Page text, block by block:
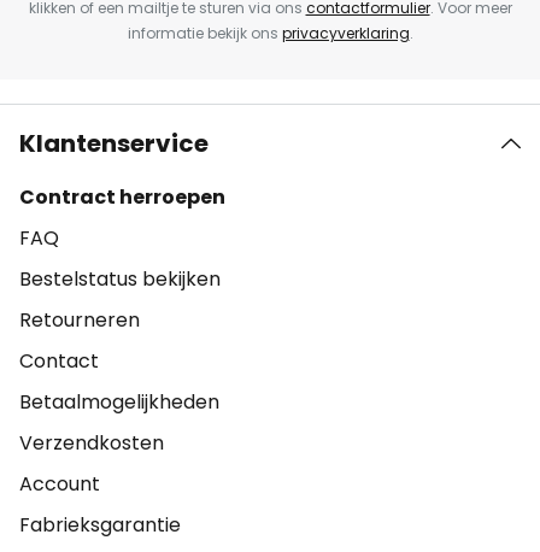
klikken of een mailtje te sturen via ons contactformulier. Voor meer
informatie bekijk ons privacyverklaring.
Klantenservice
Contract herroepen
FAQ
Bestelstatus bekijken
Retourneren
Contact
Betaalmogelijkheden
Verzendkosten
Account
Fabrieksgarantie